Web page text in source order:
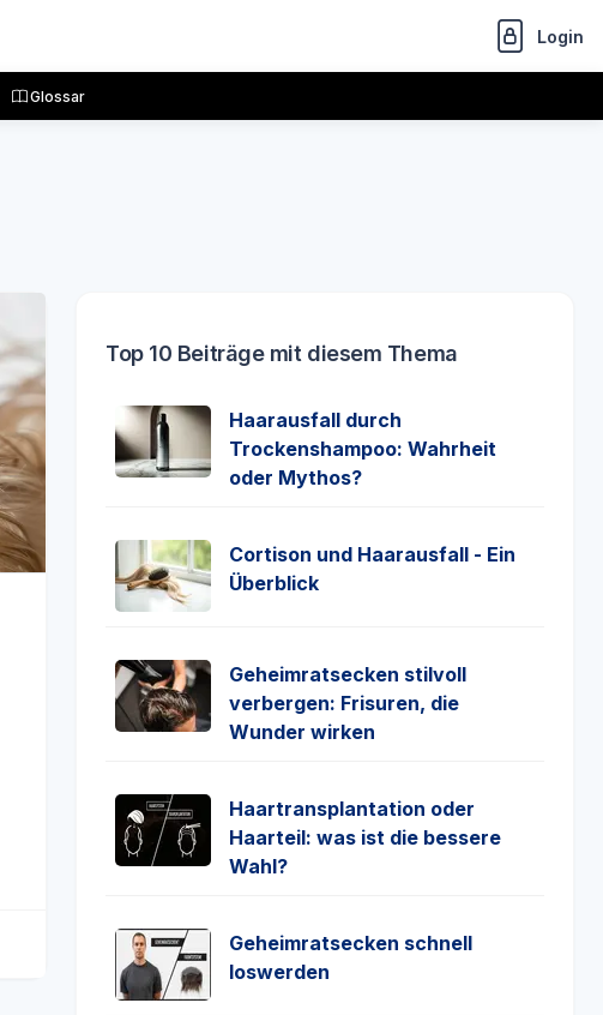
Login
Glossar
Top 10 Beiträge mit diesem Thema
Haarausfall durch
Trockenshampoo: Wahrheit
oder Mythos?
Cortison und Haarausfall - Ein
Überblick
Geheimratsecken stilvoll
verbergen: Frisuren, die
Wunder wirken
Haartransplantation oder
Haarteil: was ist die bessere
Wahl?
Geheimratsecken schnell
loswerden